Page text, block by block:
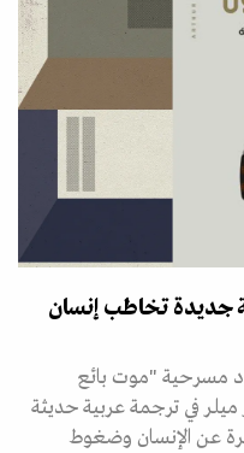
جديدة تخاطب إنسان
تعود مسرحية "موت بائع
ميلر في ترجمة عربية حديثة
عن الإنسان وضغوط